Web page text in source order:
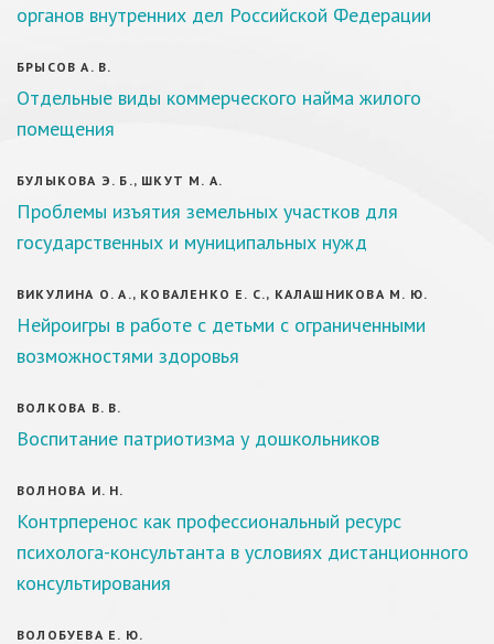
органов внутренних дел Российской Федерации
БРЫСОВ А. В.
Отдельные виды коммерческого найма жилого
помещения
БУЛЫКОВА Э. Б., ШКУТ М. А.
Проблемы изъятия земельных участков для
государственных и муниципальных нужд
ВИКУЛИНА О. А., КОВАЛЕНКО Е. С., КАЛАШНИКОВА М. Ю.
Нейроигры в работе с детьми с ограниченными
возможностями здоровья
ВОЛКОВА В. В.
Воспитание патриотизма у дошкольников
ВОЛНОВА И. Н.
Контрперенос как профессиональный ресурс
психолога-консультанта в условиях дистанционного
консультирования
ВОЛОБУЕВА Е. Ю.